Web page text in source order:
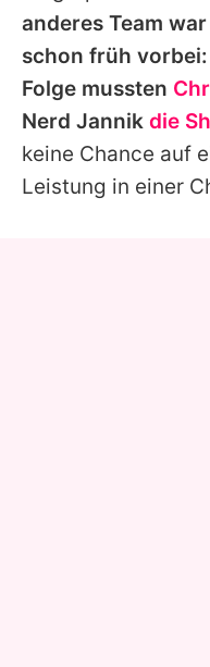
anderes Team
schon früh
Folge mussten
Nerd Jannik die
keine Chance auf
Leistung in einer